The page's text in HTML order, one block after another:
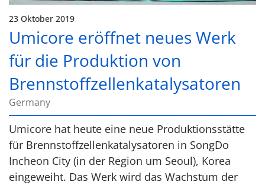
23 Oktober 2019
Umicore eröffnet neues Werk
für die Produktion von
Brennstoffzellenkatalysatoren
Germany
Umicore hat heute eine neue Produktionsstätte
für Brennstoffzellenkatalysatoren in SongDo
Incheon City (in der Region um Seoul), Korea
eingeweiht. Das Werk wird das Wachstum der